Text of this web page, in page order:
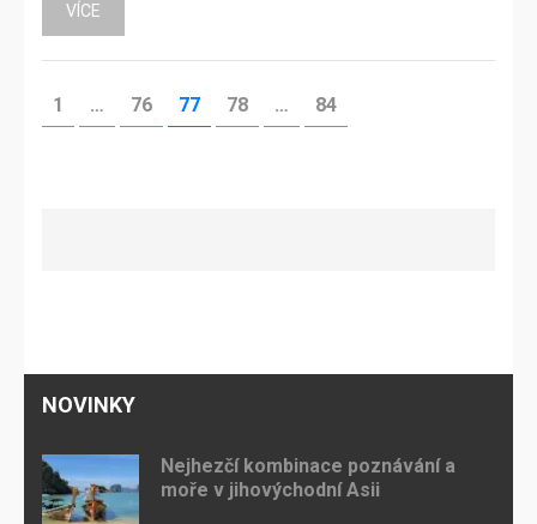
VÍCE
Stránkování
příspěvků
STRÁNKA
1 … STRÁNKA
76 STRÁNKA
77 STRÁNKA
78 … STRÁNKA
84
NOVINKY
Nejhezčí kombinace poznávání a
moře v jihovýchodní Asii